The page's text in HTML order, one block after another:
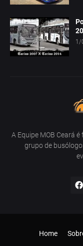
1/
A Equipe MOB Ceará
grupo de
Home